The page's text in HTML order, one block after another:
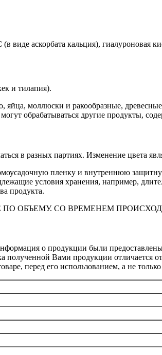
виде аскорбата кальция), гиалуроновая
и тилапия).
яйца, моллюски и ракообразные,
обрабатываться другие продукты,
в разных партиях. Изменение цвета
пленку и внутреннюю
условия хранения, например,
продукта.
ОБЪЕМУ. СО ВРЕМЕНЕМ
о продукции были
полученной Вами продукции
перед его использованием, а не